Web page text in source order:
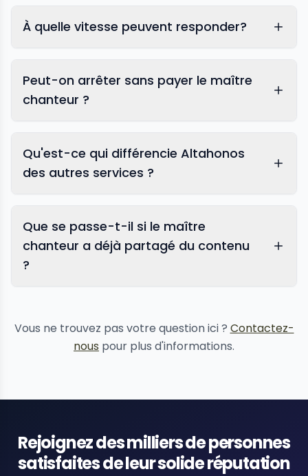
À quelle vitesse peuvent responder?
Peut-on arrêter sans payer le maître
chanteur ?
Qu'est-ce qui différencie Altahonos
des autres services ?
Que se passe-t-il si le maître
chanteur a déjà partagé du contenu
?
Vous ne trouvez pas votre question ici ? Contactez-
nous pour plus d'informations.
Rejoignez des milliers de personnes
satisfaites de leur solide réputation